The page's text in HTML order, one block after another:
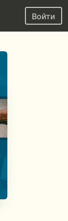
Войти